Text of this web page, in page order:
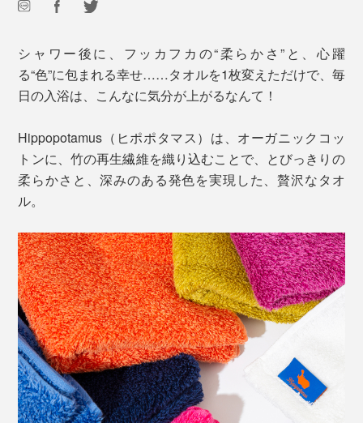
シャワー後に、フッカフカの“柔らかさ”と、心躍
る“色”に包まれる幸せ……タオルを1枚変えただけで、毎
日の入浴は、こんなに気分が上がるなんて！
Hippopotamus（ヒポポタマス）は、オーガニックコッ
トンに、竹の再生繊維を織り込むことで、とびっきりの
柔らかさと、深みのある発色を実現した、贅沢なタオ
ル。